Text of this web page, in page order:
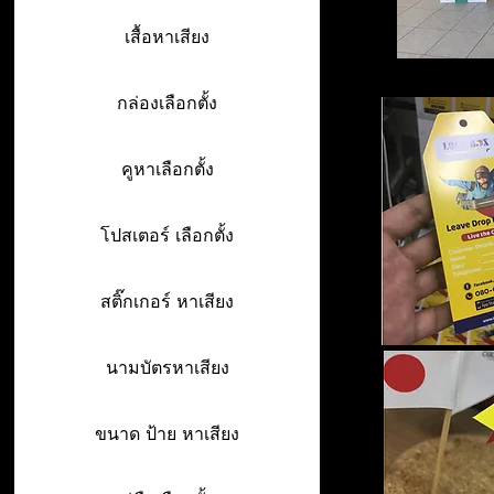
เสื้อหาเสียง
กล่องเลือกตั้ง
คูหาเลือกตั้ง
โปสเตอร์ เลือกตั้ง
สติ๊กเกอร์ หาเสียง
นามบัตรหาเสียง
ขนาด ป้าย หาเสียง